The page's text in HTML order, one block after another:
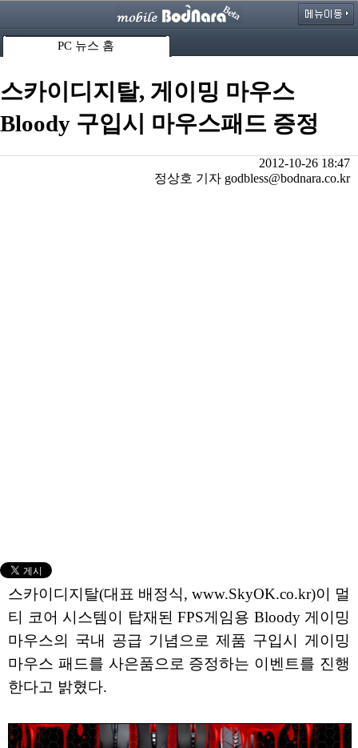
PC 뉴스 홈
스카이디지탈, 게이밍 마우스
Bloody 구입시 마우스패드 증정
2012-10-26 18:47
정상호 기자 godbless@bodnara.co.kr
스카이디지탈(대표 배정식, www.SkyOK.co.kr)이 멀
티 코어 시스템이 탑재된 FPS게임용 Bloody 게이밍
마우스의 국내 공급 기념으로 제품 구입시 게이밍
마우스 패드를 사은품으로 증정하는 이벤트를 진행
한다고 밝혔다.